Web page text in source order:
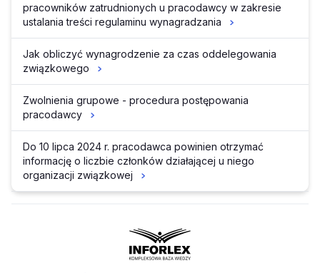
pracowników zatrudnionych u pracodawcy w zakresie
ustalania treści regulaminu wynagradzania
Jak obliczyć wynagrodzenie za czas oddelegowania
związkowego
Zwolnienia grupowe - procedura postępowania
pracodawcy
Do 10 lipca 2024 r. pracodawca powinien otrzymać
informację o liczbie członków działającej u niego
organizacji związkowej